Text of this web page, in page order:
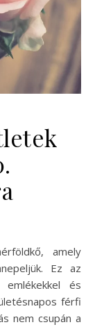
Ez az
és
férfi
nem csupán a